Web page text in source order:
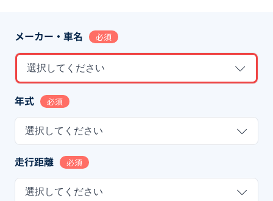
メーカー・車名 必須
選択してください
年式 必須
選択してください
走行距離 必須
選択してください